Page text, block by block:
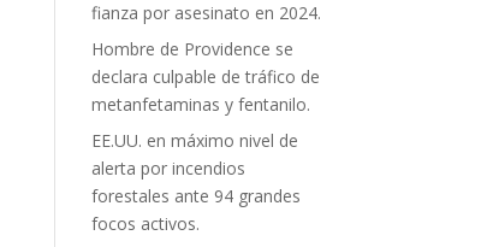
fianza por asesinato en 2024.
Hombre de Providence se
declara culpable de tráfico de
metanfetaminas y fentanilo.
EE.UU. en máximo nivel de
alerta por incendios
forestales ante 94 grandes
focos activos.